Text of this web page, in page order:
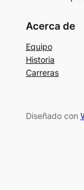
Acerca de
Equipo
Historia
Carreras
Diseñado con